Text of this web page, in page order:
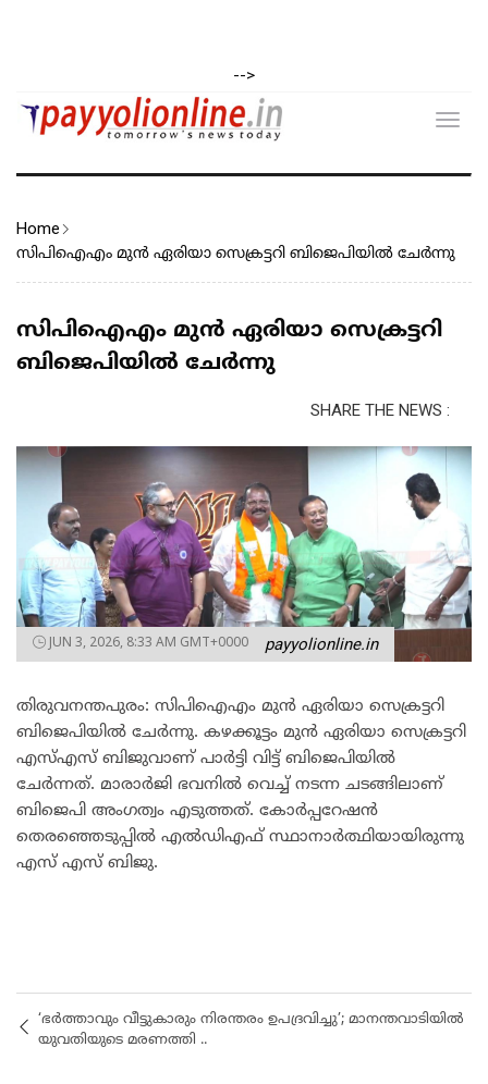
-->
Home
സിപിഐഎം മുൻ ഏരിയാ സെക്രട്ടറി ബിജെപിയിൽ ചേർന്നു
സിപിഐഎം മുൻ ഏരിയാ സെക്രട്ടറി
ബിജെപിയിൽ ചേർന്നു
SHARE THE NEWS :
JUN 3, 2026, 8:33 AM GMT+0000 payyolionline.in
തിരുവനന്തപുരം: സിപിഐഎം മുൻ ഏരിയാ സെക്രട്ടറി
ബിജെപിയിൽ ചേർന്നു. കഴക്കൂട്ടം മുൻ ഏരിയാ സെക്രട്ടറി
എസ്എസ് ബിജുവാണ് പാർട്ടി വിട്ട് ബിജെപിയിൽ
ചേർന്നത്. മാരാർജി ഭവനിൽ വെച്ച് നടന്ന ചടങ്ങിലാണ്
ബിജെപി അംഗത്വം എടുത്തത്. കോർപ്പറേഷൻ
തെരഞ്ഞെടുപ്പിൽ എൽഡിഎഫ് സ്ഥാനാർത്ഥിയായിരുന്നു
എസ് എസ് ബിജു.
‘ഭർത്താവും വീട്ടുകാരും നിരന്തരം ഉപദ്രവിച്ചു’; മാനന്തവാടിയിൽ
യുവതിയുടെ മരണത്തി ..